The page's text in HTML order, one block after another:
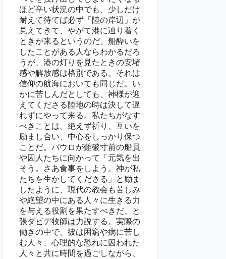
ほど辛い状況の中でも、少しだけ
耐えて待てば必ず「陸の岸辺」が
見えてきて、やがて港に辿り着く
ときが来るというのだ。船酔いを
したことがある人ならわかるだろ
うが、港の灯りを見たときの安堵
感や解放感は格別である。それは
信仰の航海においても同じだ。い
かに苦しんだとしても、神様が迎
えてくださる陸地の時は決して遅
れずにやって来る。私たちがなす
べきことは、絶えず祈り、互いを
励まし合い、中心をしっかり保つ
ことだ。パウロが難破寸前の船員
や囚人たちに向かって「元気を出
そう。さあ食事をしよう。神が私
たちを生かしてくださる」と励ま
したように、現代の教会も苦しみ
や絶望の中にある人々に生きる力
を与える役割を果たすべきだ、と
張ダビデ牧師は力説する。実際の
働きの中で、彼は困窮や病に苦し
む人々、心理的な恐れに囚われた
人々と共に時間を過ごしながら、